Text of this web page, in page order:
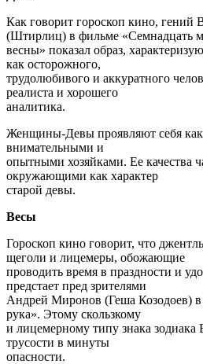
Как говорит гороскоп кино, гений
(Штирлиц) в фильме «Семнадцать
весны» показал образ,
как осторожного,
трудолюбивого и аккуратного
реалиста и хорошего
аналитика.
Женщины-Девы проявляют себя
внимательными и
опытными хозяйками. Ее качества
окружающими как характер
старой девы.
Весы
Гороскоп кино говорит, что
щеголи и лицемеры, обожающие
проводить время в праздности и
предстает пред зрителями
Андрей Миронов (Геша Козодоев)
рука». Этому скользкому
и лицемерному типу знака
трусости в минуты
опасности.